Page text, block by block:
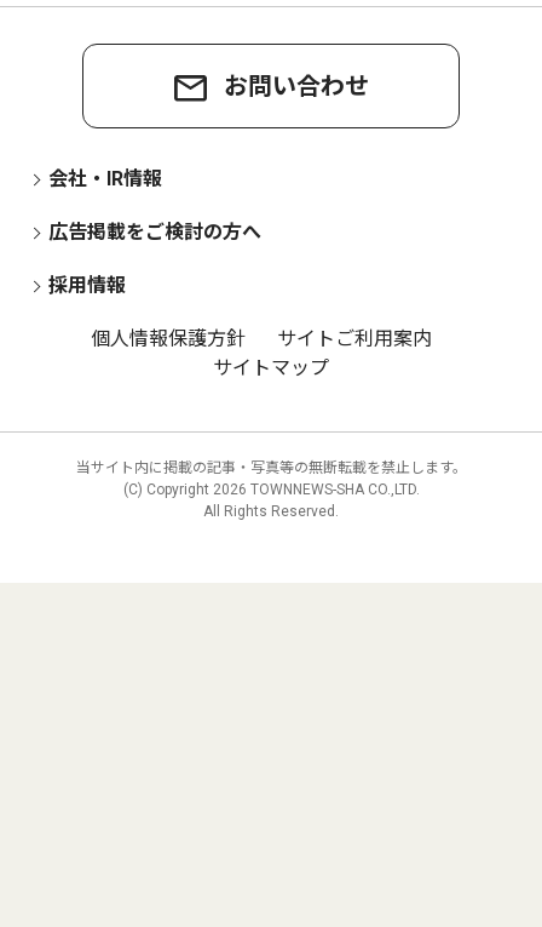
お問い合わせ
会社・IR情報
広告掲載をご検討の方へ
採用情報
個人情報保護方針
サイトご利用案内
サイトマップ
当サイト内に掲載の記事・写真等の無断転載を禁止します。
(C) Copyright 2026 TOWNNEWS-SHA CO.,LTD.
All Rights Reserved.